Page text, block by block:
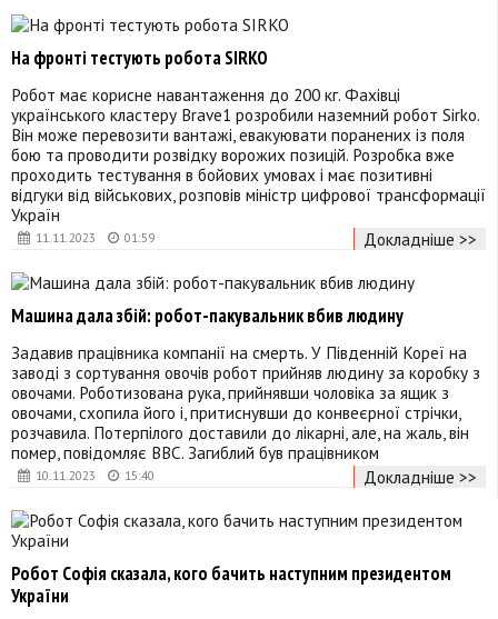
11.11.2023 01:59
На фронті тестують робота SIRKO
Робот має корисне навантаження до 200 кг. Фахівці
українського кластеру Brave1 розробили наземний робот Sirko.
Він може перевозити вантажі, евакуювати поранених із поля
бою та проводити розвідку ворожих позицій. Розробка вже
проходить тестування в бойових умовах і має позитивні
відгуки від військових, розповів міністр цифрової трансформації
Україн
Докладніше >>
10.11.2023 15:40
Машина дала збій: робот-пакувальник вбив людину
Задавив працівника компанії на смерть. У Південній Кореї на
заводі з сортування овочів робот прийняв людину за коробку з
овочами. Роботизована рука, прийнявши чоловіка за ящик з
овочами, схопила його і, притиснувши до конвеєрної стрічки,
розчавила. Потерпілого доставили до лікарні, але, на жаль, він
помер, повідомляє ВВС. Загиблий був працівником
Докладніше >>
Робот Софія сказала, кого бачить наступним президентом
України